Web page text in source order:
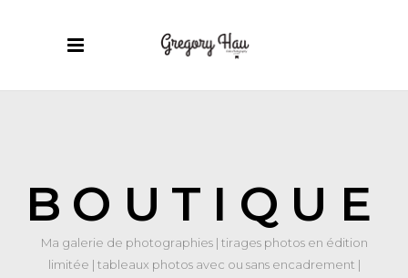
BOUTIQUE
Ma galerie de photographies | tirages photos en édition
limitée | tableaux photos avec ou sans encadrement |